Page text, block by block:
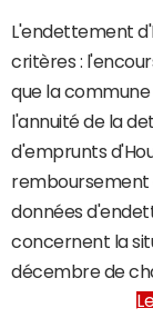
L'endettement
critères :
que la commune
l'annuité de la
d'emprunts
remboursement
données
concernent la
décembre de